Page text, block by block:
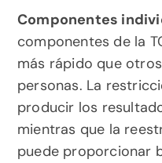
Componentes
componentes de la
más rápido que
personas. La
producir los
mientras que la
puede proporcionar